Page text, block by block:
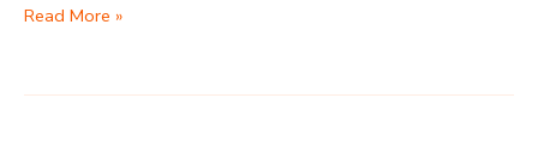
Klimaatkansen
Read More »